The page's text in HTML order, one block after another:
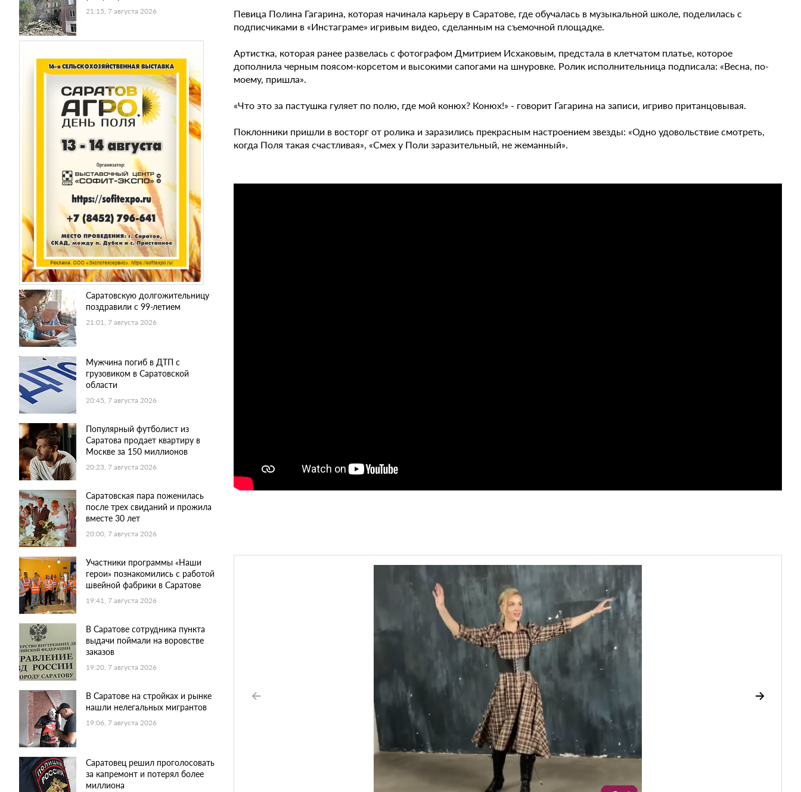
21:15, 7 августа 2026
Саратовскую долгожительницу
поздравили с 99-летием
21:01, 7 августа 2026
Мужчина погиб в ДТП с
грузовиком в Саратовской
области
20:45, 7 августа 2026
Популярный футболист из
Саратова продает квартиру в
Москве за 150 миллионов
20:23, 7 августа 2026
Саратовская пара поженилась
после трех свиданий и прожила
вместе 30 лет
20:00, 7 августа 2026
Участники программы «Наши
герои» познакомились с работой
швейной фабрики в Саратове
19:41, 7 августа 2026
В Саратове сотрудника пункта
выдачи поймали на воровстве
заказов
19:20, 7 августа 2026
В Саратове на стройках и рынке
нашли нелегальных мигрантов
19:06, 7 августа 2026
Саратовец решил проголосовать
за капремонт и потерял более
миллиона
Певица Полина Гагарина, которая начинала карьеру в Саратове, где обучалась в музыкальной школе, поделилась с
подписчиками в «Инстаграме» игривым видео, сделанным на съемочной площадке.
Артистка, которая ранее развелась с фотографом Дмитрием Исхаковым, предстала в клетчатом платье, которое
дополнила черным поясом-корсетом и высокими сапогами на шнуровке. Ролик исполнительница подписала: «Весна, по-
моему, пришла».
«Что это за пастушка гуляет по полю, где мой конюх? Конюх!» - говорит Гагарина на записи, игриво пританцовывая.
Поклонники пришли в восторг от ролика и заразились прекрасным настроением звезды: «Одно удовольствие смотреть,
когда Поля такая счастливая», «Смех у Поли заразительный, не жеманный».